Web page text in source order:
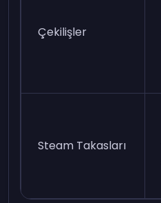
Çekilişler
Steam Takasları